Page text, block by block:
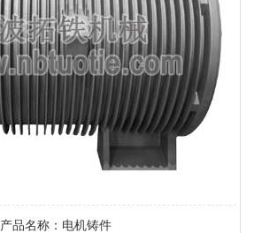
产品名称：电机铸件